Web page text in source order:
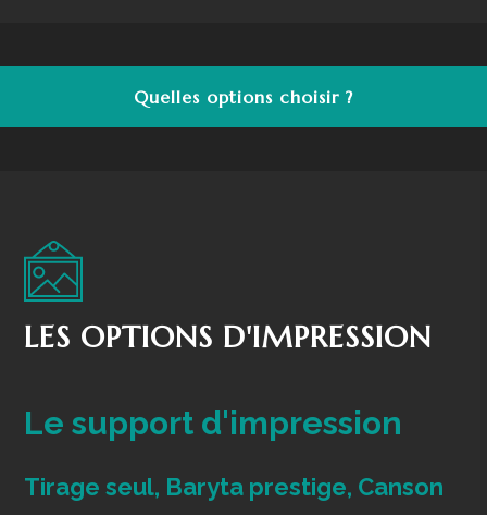
Quelles options choisir ?
LES OPTIONS D'IMPRESSION
Le support d'impression
Tirage seul, Baryta prestige, Canson